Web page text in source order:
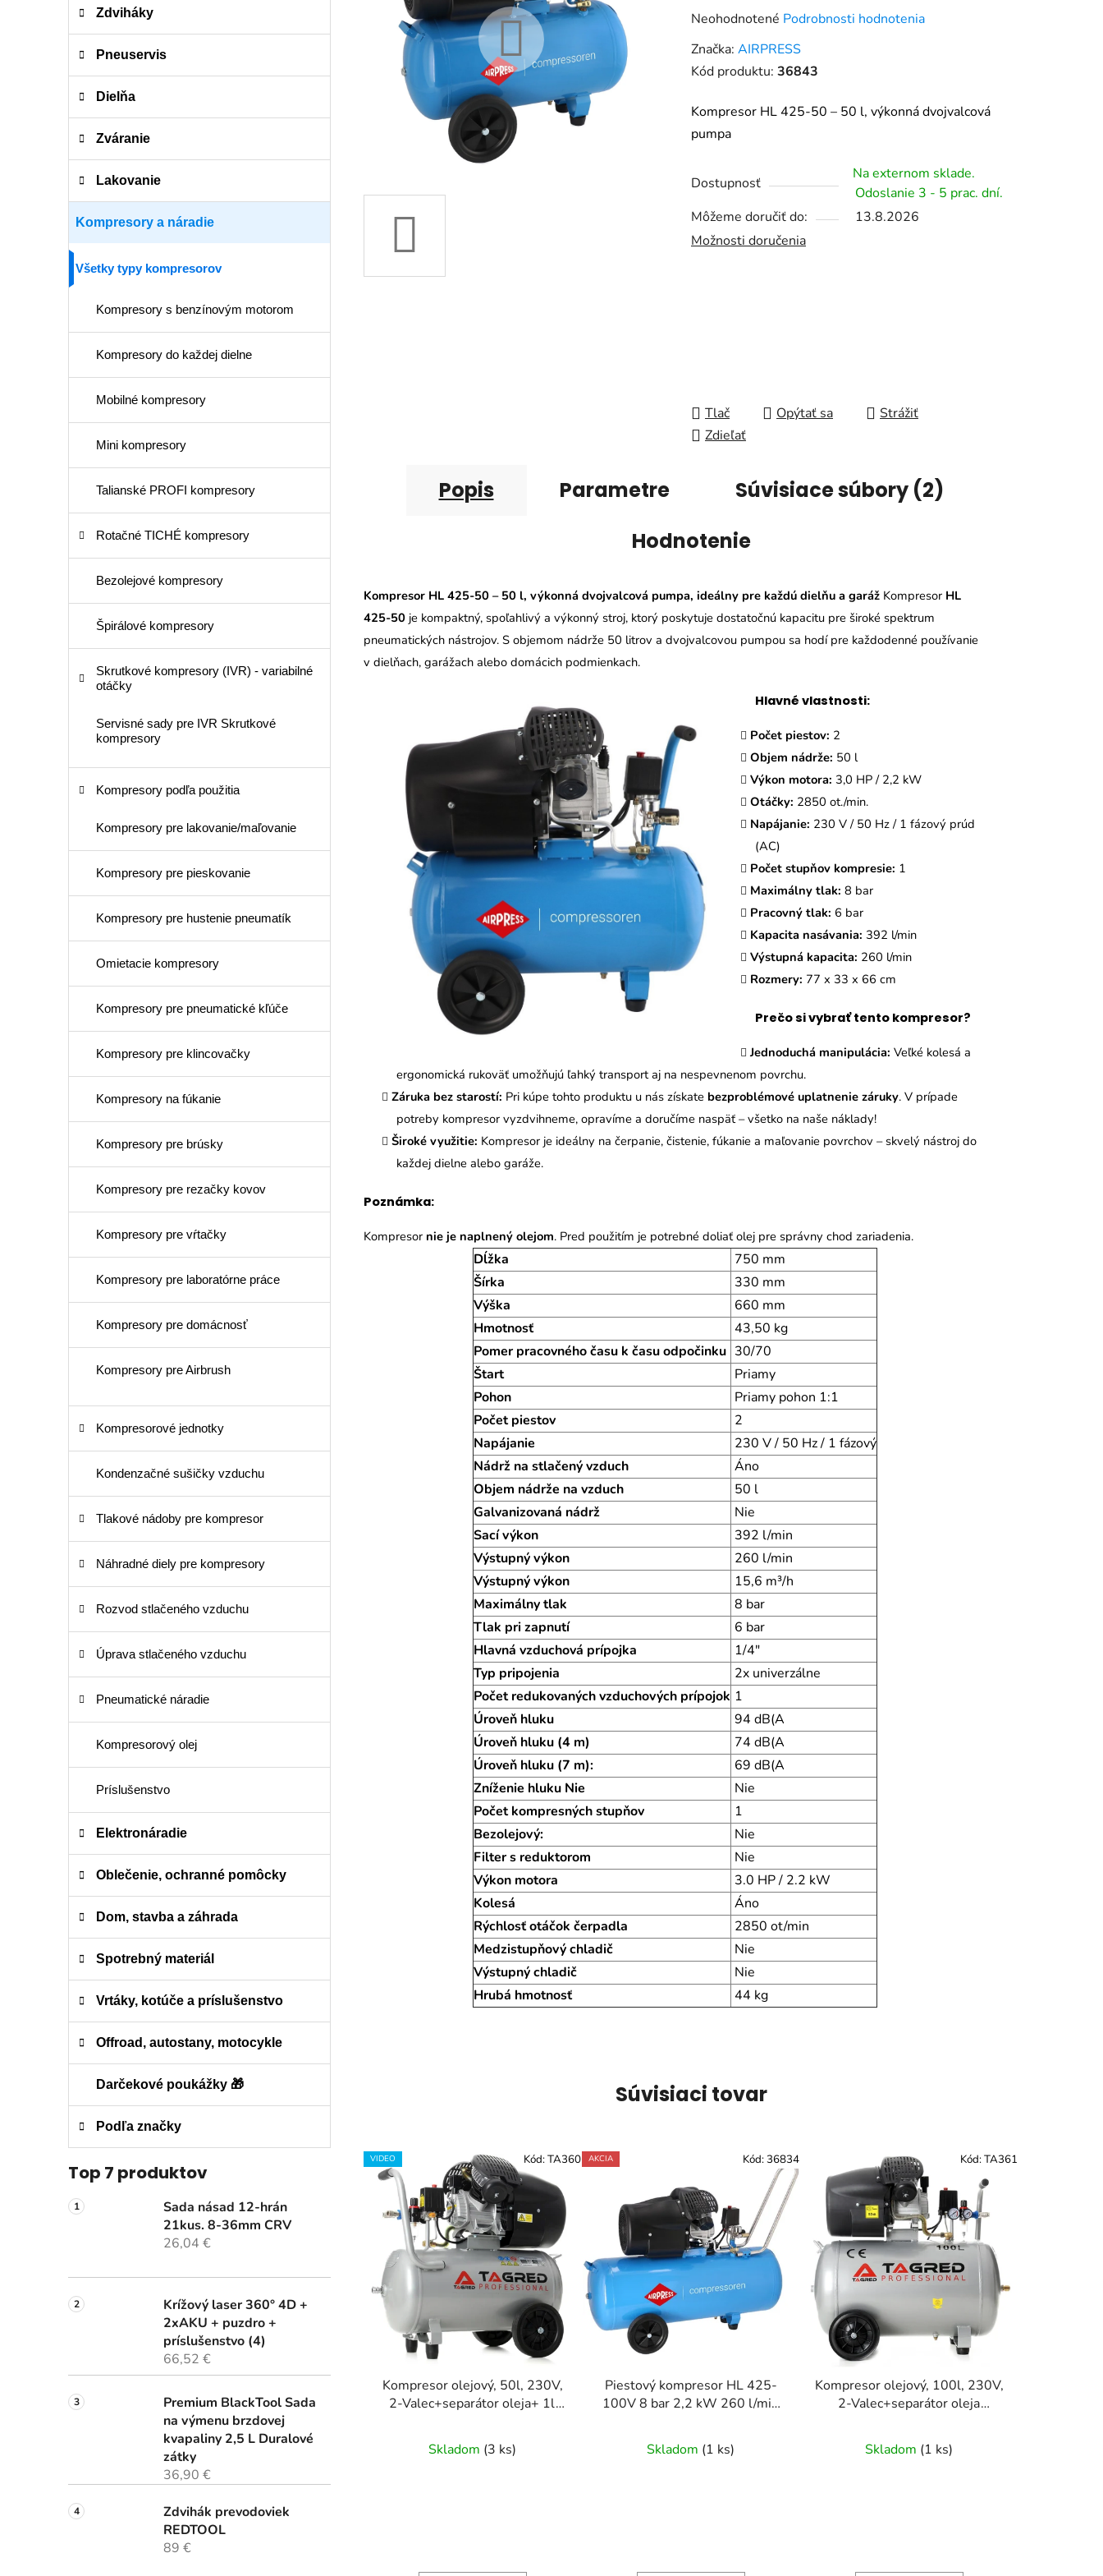
n Zdviháky
Pneuservis
Dielňa
Zváranie
Lakovanie
Kompresory a náradie
Všetky typy kompresorov
Kompresory s benzínovým motorom
Kompresory do každej dielne
Mobilné kompresory
Mini kompresory
Talianské PROFI kompresory
Rotačné TICHÉ kompresory
Bezolejové kompresory
Špirálové kompresory
Skrutkové kompresory (IVR) - variabilné
otáčky
Servisné sady pre IVR Skrutkové
kompresory
Kompresory podľa použitia
Kompresory pre lakovanie/maľovanie
Kompresory pre pieskovanie
Kompresory pre hustenie pneumatík
Omietacie kompresory
Kompresory pre pneumatické kľúče
Kompresory pre klincovačky
Kompresory na fúkanie
Kompresory pre brúsky
Kompresory pre rezačky kovov
Kompresory pre vŕtačky
Kompresory pre laboratórne práce
Kompresory pre domácnosť
Kompresory pre Airbrush
Kompresorové jednotky
Kondenzačné sušičky vzduchu
Tlakové nádoby pre kompresor
Náhradné diely pre kompresory
Rozvod stlačeného vzduchu
Úprava stlačeného vzduchu
Pneumatické náradie
Kompresorový olej
Príslušenstvo
Elektronáradie
Oblečenie, ochranné pomôcky
Dom, stavba a záhrada
Spotrebný materiál
Vrtáky, kotúče a príslušenstvo
Offroad, autostany, motocykle
Darčekové poukážky 🎁
Podľa značky
Top 7 produktov
Sada násad 12-hrán
21kus. 8-36mm CRV
26,04 €
Krížový laser 360° 4D +
2xAKU + puzdro +
príslušenstvo (4)
66,52 €
Premium BlackTool Sada
na výmenu brzdovej
kvapaliny 2,5 L Duralové
zátky
36,90 €
Zdvihák prevodoviek
REDTOOL
89 €
Priemerné
hodnotenie
produktu
0,0
z
hviezdičiek.
Neohodnotené Podrobnosti hodnotenia
Značka: AIRPRESS
Kód produktu: 36843
Kompresor HL 425-50 – 50 l, výkonná dvojvalcová
pumpa
Dostupnosť
Na externom sklade.
Odoslanie 3 - 5 prac. dní.
Môžeme doručiť do:
13.8.2026
Možnosti doručenia
Tlač Opýtať sa
Strážiť
Zdieľať
Popis Parametre
Súvisiace súbory (2)
Hodnotenie
Kompresor HL 425-50 – 50 l, výkonná dvojvalcová pumpa, ideálny pre každú dielňu a garáž Kompresor HL
425-50 je kompaktný, spoľahlivý a výkonný stroj, ktorý poskytuje dostatočnú kapacitu pre široké spektrum
pneumatických nástrojov. S objemom nádrže 50 litrov a dvojvalcovou pumpou sa hodí pre každodenné používanie
v dielňach, garážach alebo domácich podmienkach.
Hlavné vlastnosti:
Počet piestov: 2
Objem nádrže: 50 l
Výkon motora: 3,0 HP / 2,2 kW
Otáčky: 2850 ot./min.
Napájanie: 230 V / 50 Hz / 1 fázový prúd
(AC)
Počet stupňov kompresie: 1
Maximálny tlak: 8 bar
Pracovný tlak: 6 bar
Kapacita nasávania: 392 l/min
Výstupná kapacita: 260 l/min
Rozmery: 77 x 33 x 66 cm
Prečo si vybrať tento kompresor?
Jednoduchá manipulácia: Veľké kolesá a
ergonomická rukoväť umožňujú ľahký transport aj na nespevnenom povrchu.
Záruka bez starostí: Pri kúpe tohto produktu u nás získate bezproblémové uplatnenie záruky. V prípade
potreby kompresor vyzdvihneme, opravíme a doručíme naspäť – všetko na naše náklady!
Široké využitie: Kompresor je ideálny na čerpanie, čistenie, fúkanie a maľovanie povrchov – skvelý nástroj do
každej dielne alebo garáže.
Poznámka:
Kompresor nie je naplnený olejom. Pred použitím je potrebné doliať olej pre správny chod zariadenia.
Dĺžka
750 mm
Šírka
330 mm
Výška
660 mm
Hmotnosť
43,50 kg
Pomer pracovného času k času odpočinku 30/70
Štart
Priamy
Pohon
Priamy pohon 1:1
Počet piestov
2
Napájanie
230 V / 50 Hz / 1 fázový
Nádrž na stlačený vzduch
Áno
Objem nádrže na vzduch
50 l
Galvanizovaná nádrž
Nie
Sací výkon
392 l/min
Výstupný výkon
260 l/min
Výstupný výkon
15,6 m³/h
Maximálny tlak
8 bar
Tlak pri zapnutí
6 bar
Hlavná vzduchová prípojka
1/4"
Typ pripojenia
2x univerzálne
Počet redukovaných vzduchových prípojok 1
Úroveň hluku
94 dB(A
Úroveň hluku (4 m)
74 dB(A
Úroveň hluku (7 m):
69 dB(A
Zníženie hluku Nie
Nie
Počet kompresných stupňov
1
Bezolejový:
Nie
Filter s reduktorom
Nie
Výkon motora
3.0 HP / 2.2 kW
Kolesá
Áno
Rýchlosť otáčok čerpadla
2850 ot/min
Medzistupňový chladič
Nie
Výstupný chladič
Nie
Hrubá hmotnosť
44 kg
Súvisiaci tovar
VIDEO
Kompresor olejový, 50l, 230V,
2-Valec+separátor oleja+ 1l
Skladom (3 ks)
Kód:TA360 AKCIA
Piestový kompresor HL 425-
100V 8 bar 2,2 kW 260 l/min
Skladom (1 ks)
Kód:36834
Kompresor olejový, 100l, 230V,
2-Valec+separátor oleja
Skladom (1 ks)
Kód:TA361